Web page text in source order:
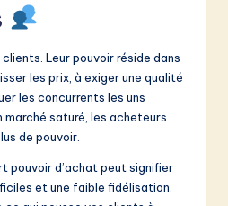
Leur pouvoir réside dans
les prix, à exiger une qualité
les concurrents les uns
marché saturé, les acheteurs
de pouvoir.
pouvoir d’achat peut signifier
et une faible fidélisation.